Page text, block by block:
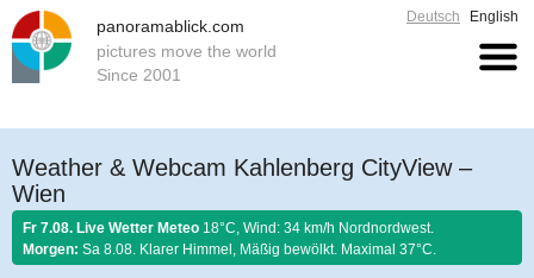
panoramablick.com
pictures move the world
Since 2001
Deutsch English
Weather & Webcam Kahlenberg CityView –
Wien
Fr 7.08. Live Wetter Meteo 18°C, Wind: 34 km/h Nordnordwest.
Morgen: Sa 8.08. Klarer Himmel, Mäßig bewölkt. Maximal 37°C.